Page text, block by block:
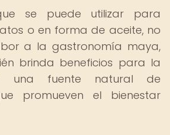
se puede utilizar para
o en forma de aceite, no
a la gastronomía maya,
brinda beneficios para la
una fuente natural de
promueven el bienestar